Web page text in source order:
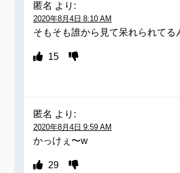
匿名 より:
2020年8月4日 8:10 AM
そもそも誰から見て呆れられてる
15
匿名 より:
2020年8月4日 9:59 AM
かっけぇ〜w
29